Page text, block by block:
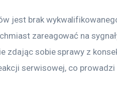
jest brak
zareagować na
zdając sobie sprawy z
serwisowej, co